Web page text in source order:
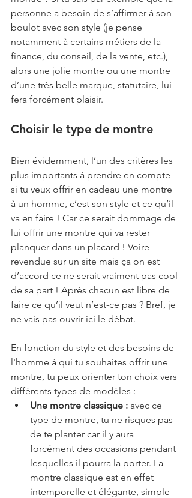
personne a besoin de s’affirmer à son
boulot avec son style (je pense
notamment à certains métiers de la
finance, du conseil, de la vente, etc.),
alors une jolie montre ou une montre
d’une très belle marque, statutaire, lui
fera forcément plaisir.
Choisir le type de montre
Bien évidemment, l’un des critères les
plus importants à prendre en compte
si tu veux offrir en cadeau une montre
à un homme, c’est son style et ce qu’il
va en faire ! Car ce serait dommage de
lui offrir une montre qui va rester
planquer dans un placard ! Voire
revendue sur un site mais ça on est
d’accord ce ne serait vraiment pas cool
de sa part ! Après chacun est libre de
faire ce qu’il veut n’est-ce pas ? Bref, je
ne vais pas ouvrir ici le débat.
En fonction du style et des besoins de
l'homme à qui tu souhaites offrir une
montre, tu peux orienter ton choix vers
différents types de modèles :
Une montre classique : avec ce
type de montre, tu ne risques pas
de te planter car il y aura
forcément des occasions pendant
lesquelles il pourra la porter. La
montre classique est en effet
intemporelle et élégante, simple